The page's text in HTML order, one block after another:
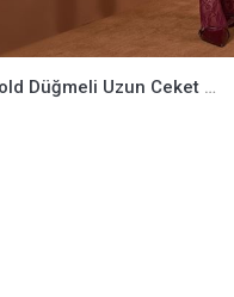
Gold Düğmeli Uzun Ceket Bordo